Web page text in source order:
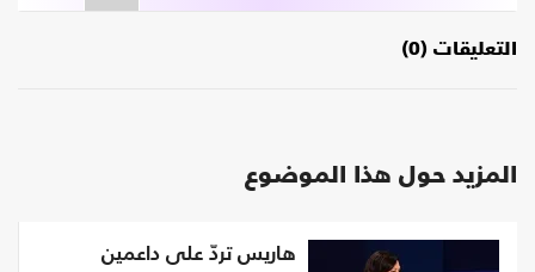
التعليقات (0)
المزيد حول هذا الموضوع
هاريس تردّ على داعمين